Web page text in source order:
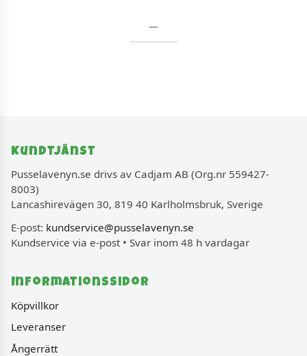
—
Kundtjänst
Pusselavenyn.se drivs av Cadjam AB (Org.nr 559427-
8003)
Lancashirevägen 30, 819 40 Karlholmsbruk, Sverige
E-post: kundservice@pusselavenyn.se
Kundservice via e-post • Svar inom 48 h vardagar
Informationssidor
Köpvillkor
Leveranser
Ångerrätt